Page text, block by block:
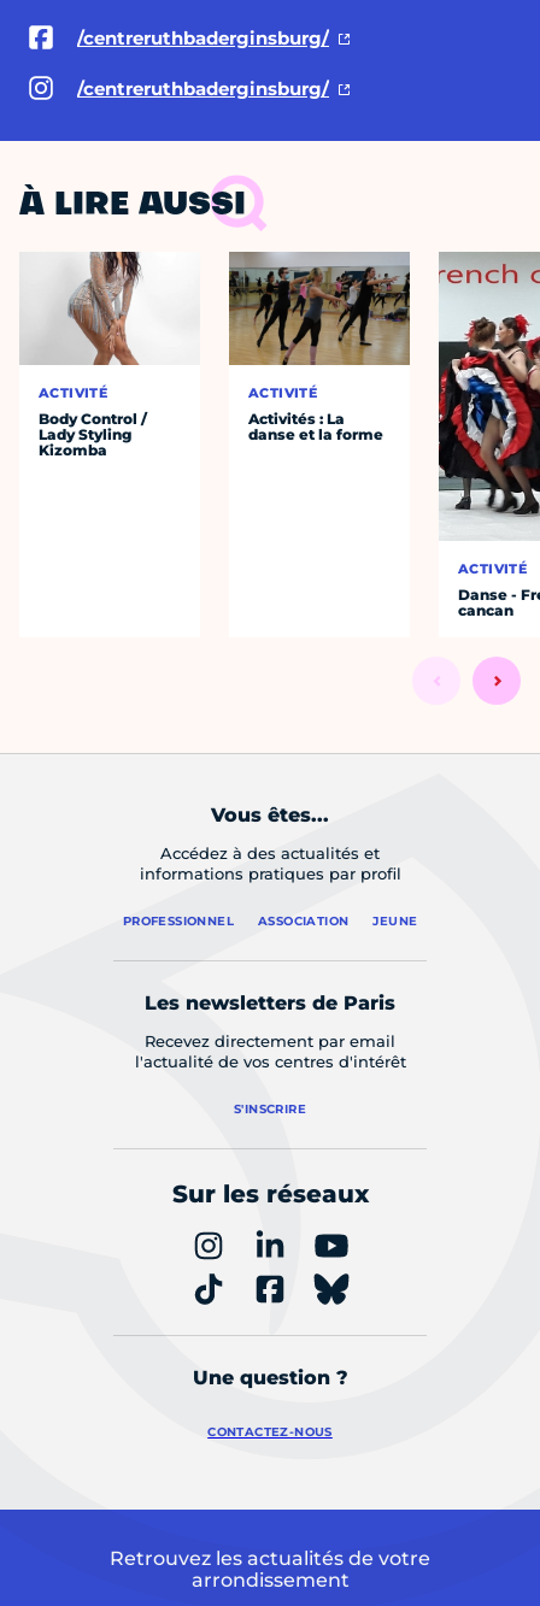
/centreruthbaderginsburg/
/centreruthbaderginsburg/
À LIRE AUSSI
ACTIVITÉ
Body Control /
Lady Styling
Kizomba
ACTIVITÉ
Activités : La
danse et la forme
ACTIVITÉ
Danse -
cancan
Vous êtes...
Accédez à des actualités et
informations pratiques par profil
PROFESSIONNEL ASSOCIATION JEUNE
Les newsletters de Paris
Recevez directement par email
l'actualité de vos centres d'intérêt
S'INSCRIRE
Sur les réseaux
Une question ?
CONTACTEZ-NOUS
Retrouvez les actualités de votre
arrondissement